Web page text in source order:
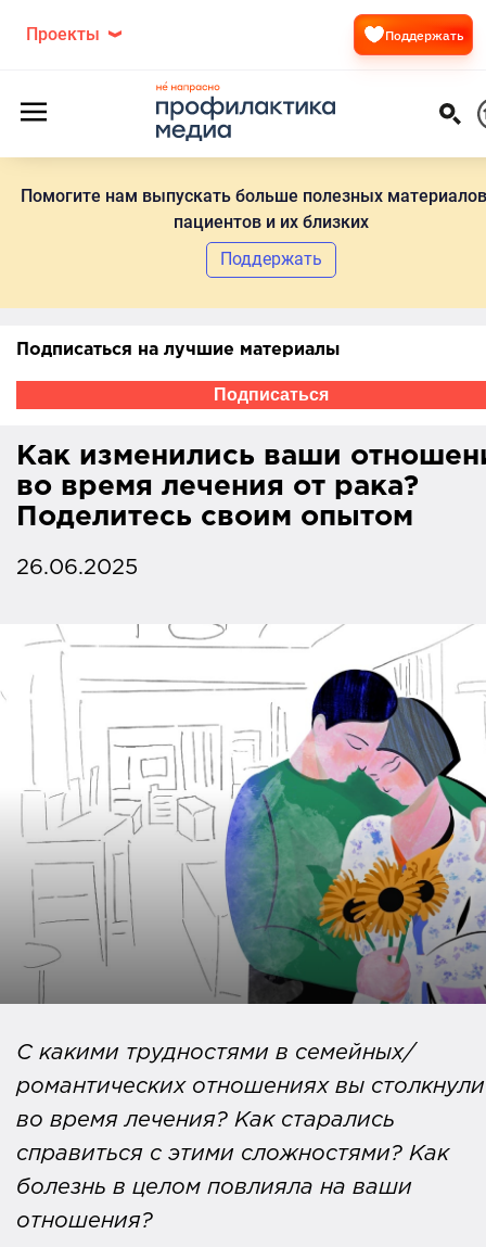
Помогите нам выпускать больше полезных
пациентов и их близких
Поддержать
Проекты Поддержать
Подписаться на лучшие материалы
Подписаться
Как изменились ваши
во время лечения от рака?
Поделитесь своим опытом
26.06.2025
С какими трудностями в семейных/
романтических отношениях вы
во время лечения? Как старались
справиться с этими сложностями? Как
болезнь в целом повлияла на ваши
отношения?